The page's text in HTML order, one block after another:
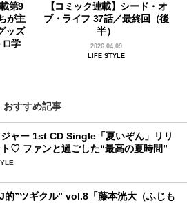
第9
が主
ッズ
学
【コミック連載】シード・オ
ブ・ライフ 37話／最終回（後
半）
2026.04.09
LIFE STYLE
おすすめ記事
ジャー 1st CD Single「夏いぞん」リリ
♡ ファンと過ごした“最高の夏時間”
的”ツギクル” vol.8「藤本洸大（ふじも